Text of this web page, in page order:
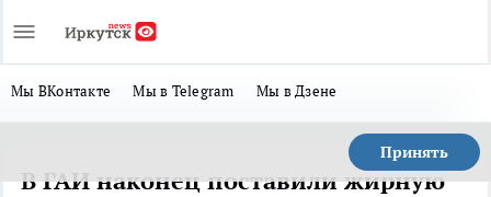
Мы ВКонтакте Мы в Telegram Мы в Дзене
Принять
В ГАИ наконец поставили жирную